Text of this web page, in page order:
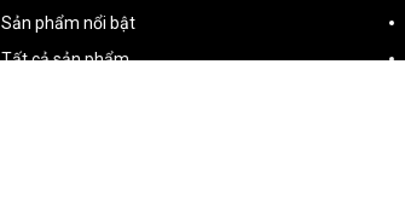
Sản phẩm nổi bật
Tất cả sản phẩm